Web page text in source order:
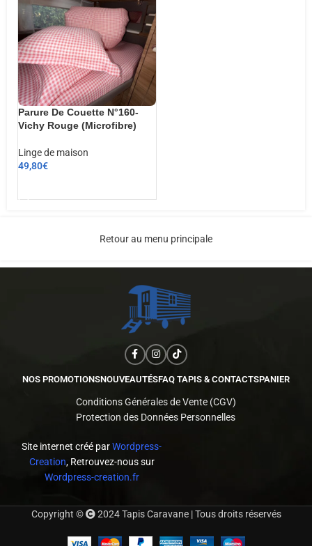
Parure De Couette N°160-
Vichy Rouge (Microfibre)
Linge de maison
49,80€
Retour au menu principale
NOS PROMOTIONSNOUVEAUTÉSFAQ TAPIS & CONTACTSPANIER
Conditions Générales de Vente (CGV)
Protection des Données Personnelles
Site internet créé parWordpress-
Creation, Retrouvez-nous sur
Wordpress-creation.fr
Copyright © 2024 Tapis Caravane | Tous droits réservés